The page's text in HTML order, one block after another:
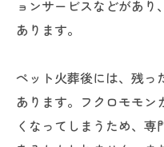
ョンサービスなどがあ
あります。
ペット火葬後には、残っ
あります。フクロモモン
くなってしまうため、